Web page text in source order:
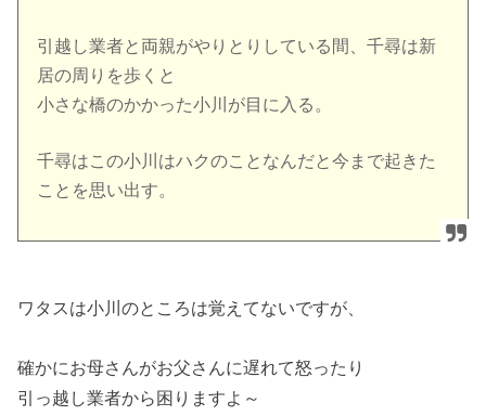
引越し業者と両親がやりとりしている間、千尋は新
居の周りを歩くと
小さな橋のかかった小川が目に入る。
千尋はこの小川はハクのことなんだと今まで起きた
ことを思い出す。
ワタスは小川のところは覚えてないですが、
確かにお母さんがお父さんに遅れて怒ったり
引っ越し業者から困りますよ～